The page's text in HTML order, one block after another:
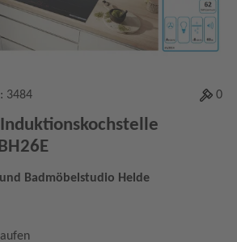
3484 0
Badmöbelstudio Helde